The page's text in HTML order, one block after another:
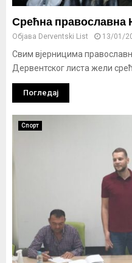
Срећна православна
Објава Derventski List 13/01/
Свим вјерницима
Дервентског листа жели
Погледај
Спорт